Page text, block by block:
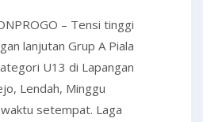
– Tensi tinggi
lanjutan Grup A Piala
U13 di Lapangan
Lendah, Minggu
setempat. Laga